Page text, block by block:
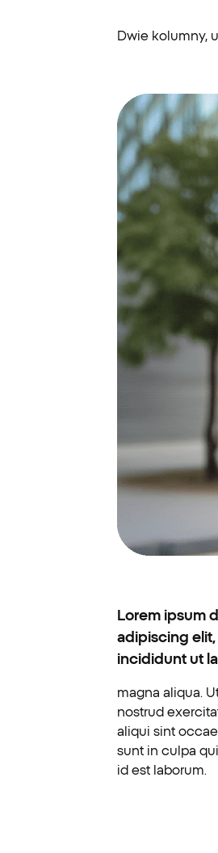
Dwie kolumny,
Lorem ipsum
adipiscing
incididunt ut
magna aliqua.
nostrud
aliqui sint
sunt in culpa
id est laborum.